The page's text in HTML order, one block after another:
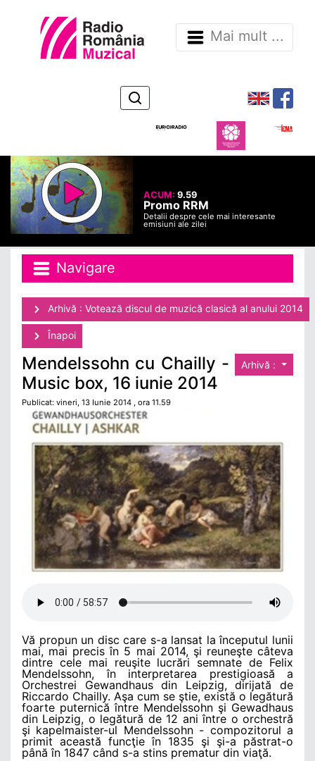
Mai mult ...
ACUM:9.59
Promo RRM
Detalii despre cele mai interesante
emisiuni ale zilei
Navigare
Arhivă : Votează discul de muzică clasică al anului 2014
Înapoi
Arhivă :
Mendelssohn cu Chailly -
Music box, 16 iunie 2014
Publicat: vineri, 13 Iunie 2014 , ora 11.59
Vă propun un disc care s-a lansat la începutul lunii
mai, mai precis în 5 mai 2014, şi reuneşte câteva
dintre cele mai reuşite lucrări semnate de Felix
Mendelssohn, în interpretarea prestigioasă a
Orchestrei Gewandhaus din Leipzig, dirijată de
Riccardo Chailly. Aşa cum se ştie, există o legătură
foarte puternică între Mendelssohn şi Gewadhaus
din Leipzig, o legătură de 12 ani între o orchestră
şi kapelmaister-ul Mendelssohn - compozitorul a
primit această funcţie în 1835 şi şi-a păstrat-o
până în 1847 când s-a stins prematur din viaţă.